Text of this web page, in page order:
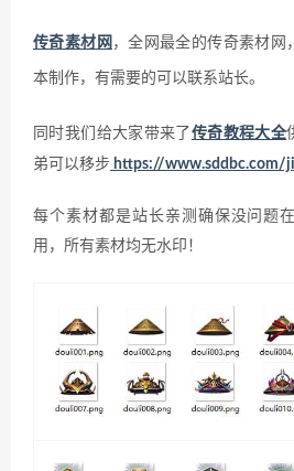
传奇素材网 ，全网最全的传奇素材网
本制作，有需要的可以联系站长。
同时我们给大家带来了 传奇教程大全
弟可以移步 https://www.sddbc.com/
每个素材都是站长亲测确保没问题
用，所有素材均无水印！